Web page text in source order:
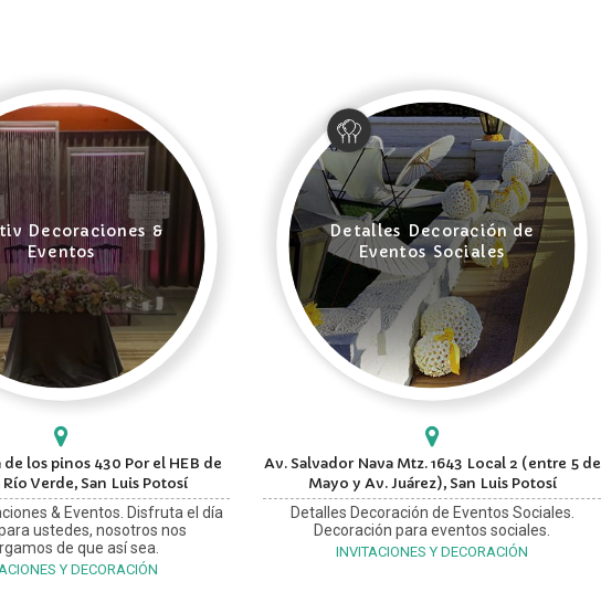
Decoraciones &
Eventos
los pinos 430 Por el HEB de
Río Verde, San Luis Potosí
& Eventos. Disfruta el día
ustedes, nosotros nos
de que así sea.
Y DECORACIÓN
Detalles Decoración de
Eventos Sociales
Av. Salvador Nava Mtz. 1643 Local 2 (entre 5 de
Mayo y Av. Juárez), San Luis Potosí
Detalles Decoración de Eventos Sociales.
Decoración para eventos sociales.
INVITACIONES Y DECORACIÓN